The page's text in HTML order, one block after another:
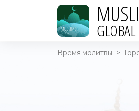
GLOBAL
Время молитвы >